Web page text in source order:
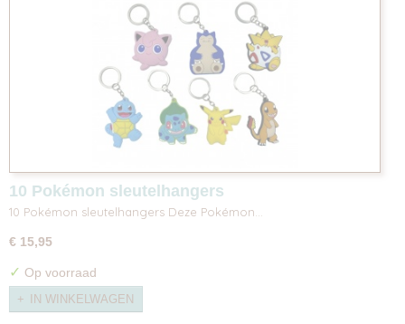
10 Pokémon sleutelhangers
10 Pokémon sleutelhangers Deze Pokémon…
€ 15,95
✓ Op voorraad
IN WINKELWAGEN